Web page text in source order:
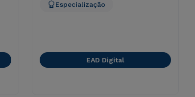
Especialização
EAD Digital